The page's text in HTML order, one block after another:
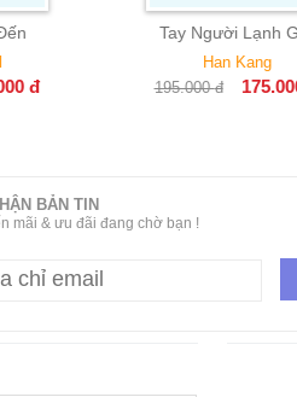
đ
Tay Người Lạnh Giá
Han Kang
195.000 đ 175.000 đ
BẢN TIN
mãi & ưu đãi đang chờ bạn !